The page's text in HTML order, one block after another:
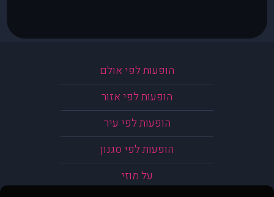
הופעות לפי אולם
הופעות לפי אזור
הופעות לפי עיר
הופעות לפי סגנון
על מוזי